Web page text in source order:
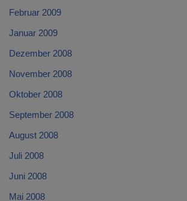
Februar 2009
Januar 2009
Dezember 2008
November 2008
Oktober 2008
September 2008
August 2008
Juli 2008
Juni 2008
Mai 2008